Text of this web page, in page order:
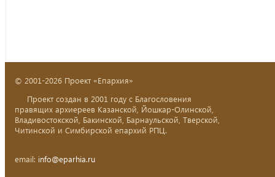
© 2001-2026 Проект «Епархия»
Проект создан в 2001 году с Благословения
правящих архиереев Казанской, Йошкар-Олинской,
Владивостокской, Бакинской, Барнаульской, Тверской,
Читинской и Симбирской епархий РПЦ.
email: info@eparhia.ru